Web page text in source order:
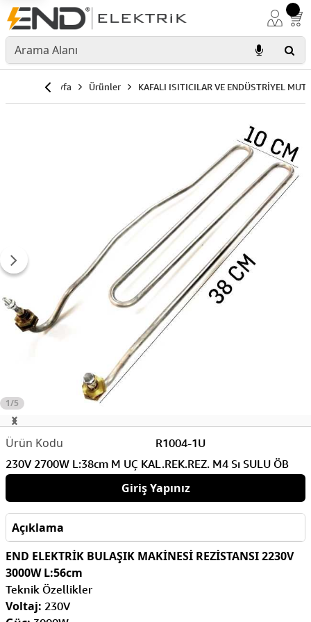
Anasayfa Ürünler KAFALI ISITICILAR VE ENDÜSTRİYEL
1/5
R1004-1U
230V 2700W L:38cm M UÇ KAL.REK.REZ. M4 Sı SULU ÖB
Giriş Yapınız
Açıklama
END ELEKTRİK BULAŞIK MAKİNESİ REZİSTANSI 2230V
3000W L:56cm
Teknik Özellikler
Voltaj: 230V